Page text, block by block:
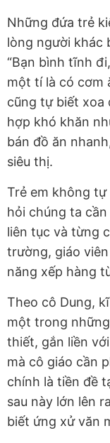
Những đứa trẻ
lòng người khác
“Bạn bình tĩnh
một tí là có cơm
cũng tự biết xoa
hợp khó khăn
bán đồ ăn
siêu thị.
Trẻ em không tự
hỏi chúng ta
liên tục và từng
trường, giáo
năng xếp hàng
Theo cô Dung,
một trong
thiết, gắn liền
mà cô giáo cần
chính là tiền đề
sau này lớn lên
biết ứng xử văn